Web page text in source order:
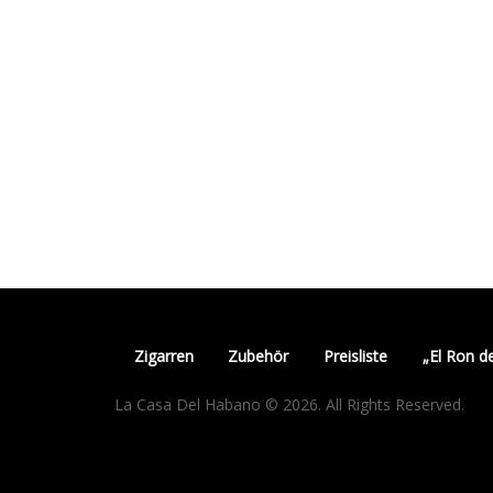
Zigarren Zubehör Preisliste „El Ron
La Casa Del Habano © 2026. All Rights Reserved.